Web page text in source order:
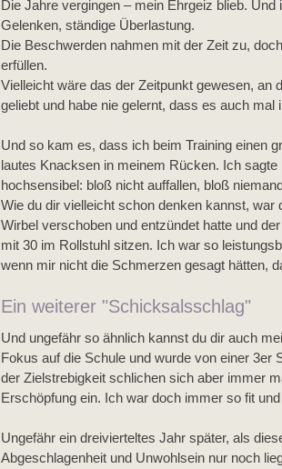
Die Jahre vergingen – mein Ehrgeiz blieb.
Gelenken, ständige Überlastung.
Die Beschwerden nahmen mit der Zeit zu,
erfüllen.
Vielleicht wäre das der Zeitpunkt gewesen, an
geliebt und habe nie gelernt, dass es auch
Und so kam es, dass ich beim Training einen
lautes Knacksen in meinem Rücken. Ich
hochsensibel: bloß nicht auffallen, bloß
Wie du dir vielleicht schon denken kannst,
Wirbel verschoben und entzündet hatte und
mit 30 im Rollstuhl sitzen. Ich war so
wenn mir nicht die Schmerzen gesagt hätten,
Ein weiterer "Schicksalsschlag"
Und ungefähr so ähnlich kannst du dir auch
Fokus auf die Schule und wurde von einer
der Zielstrebigkeit schlichen sich aber immer
Erschöpfung ein. Ich war doch immer so fit
Ungefähr ein dreivierteltes Jahr später, als
Abgeschlagenheit und Unwohlsein nur noch